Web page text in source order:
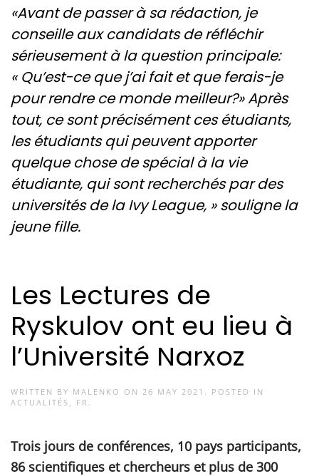
«Avant de passer à sa rédaction, je
conseille aux candidats de réfléchir
sérieusement à la question principale:
« Qu’est-ce que j’ai fait et que ferais-je
pour rendre ce monde meilleur?» Après
tout, ce sont précisément ces étudiants,
les étudiants qui peuvent apporter
quelque chose de spécial à la vie
étudiante, qui sont recherchés par des
universités de la Ivy League, » souligne la
jeune fille.
Les Lectures de
Ryskulov ont eu lieu à
l’Université Narxoz
WRITTEN BY MALENKO ON 26 MAY 2021
. POSTED IN
ACTUALITÉS
FR
Trois jours de conférences, 10 pays participants,
86 scientifiques et chercheurs et plus de 300